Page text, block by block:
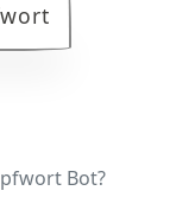
Bot?